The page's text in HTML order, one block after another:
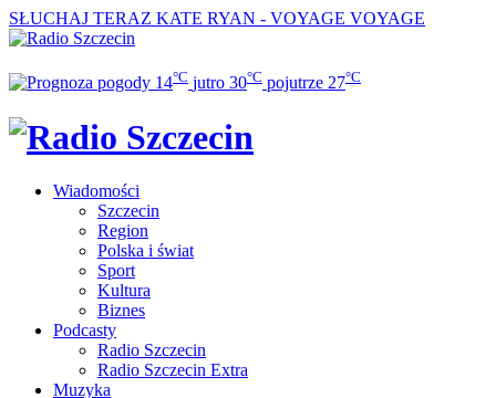
SŁUCHAJ TERAZ KATE RYAN - VOYAGE VOYAGE
14°C jutro 30°C pojutrze 27°C
Wiadomości
Szczecin
Region
Polska i świat
Sport
Kultura
Biznes
Podcasty
Radio Szczecin
Radio Szczecin Extra
Muzyka